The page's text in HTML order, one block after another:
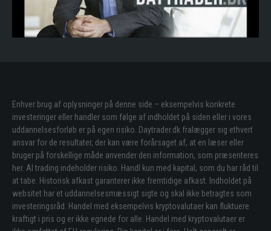
Enhver brug af oplysninger på denne side – eksempelvis konkrete
investeringer eller handler som følge af indholdet på siden eller i vores
uddannelsesforløb er på egen risiko. Daytrader.dk fralægger sig ethvert
ansvar for de resultater, der kan være forårsaget af, at en læser eller
bruger på forskellige måde anvender den information, som præsenteres
her. Al trading indeholder risiko. Handl kun med kapital, som du har råd til
at tabe. Historisk afkast garanterer ikke fremtidige afkast. Indholdet på
websitet har et uddannelsesmæssigt sigte og skal ikke betragtes som
investeringsråd. Handel med eksempelvis kryptovalutaer kan fluktuere
kraftigt i pris og er ikke egnede for alle. Handel med kryptovalutaer er